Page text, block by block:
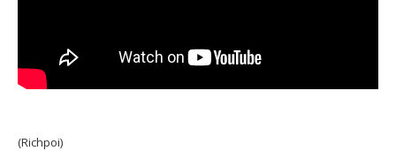
(Richpoi)